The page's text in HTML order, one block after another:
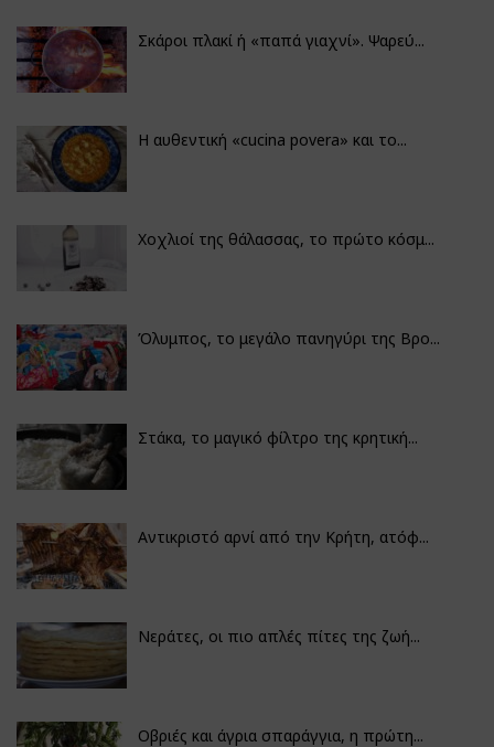
Σκάροι πλακί ή «παπά γιαχνί». Ψαρεύ...
Η αυθεντική «cucina povera» και το...
Χοχλιοί της θάλασσας, το πρώτο κόσμ...
Όλυμπος, το μεγάλο πανηγύρι της Βρο...
Στάκα, το μαγικό φίλτρο της κρητική...
Αντικριστό αρνί από την Κρήτη, ατόφ...
Νεράτες, οι πιο απλές πίτες της ζωή...
Οβριές και άγρια σπαράγγια, η πρώτη...